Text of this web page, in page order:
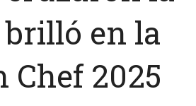
en la
Chef 2025